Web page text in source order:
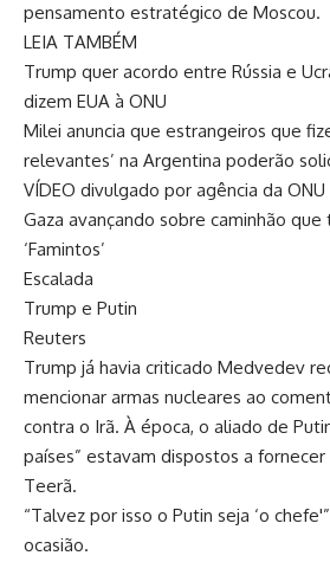
pensamento estratégico de Moscou.
LEIA TAMBÉM
Trump quer acordo entre Rússia e
dizem EUA à ONU
Milei anuncia que estrangeiros que
relevantes’ na Argentina poderão
VÍDEO divulgado por agência da
Gaza avançando sobre caminhão que
‘Famintos’
Escalada
Trump e Putin
Reuters
Trump já havia criticado Medvedev
mencionar armas nucleares ao
contra o Irã. À época, o aliado de
países” estavam dispostos a
Teerã.
“Talvez por isso o Putin seja ‘o
ocasião.